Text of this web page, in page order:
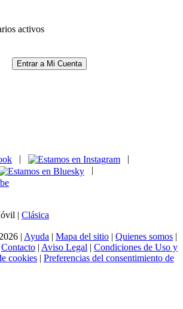
activos
Entrar a Mi Cuenta
|
|
|
| Clásica
| Ayuda | Mapa del sitio | Quienes somos |
Contacto | Aviso Legal | Condiciones de Uso y
cookies | Preferencias del consentimiento de